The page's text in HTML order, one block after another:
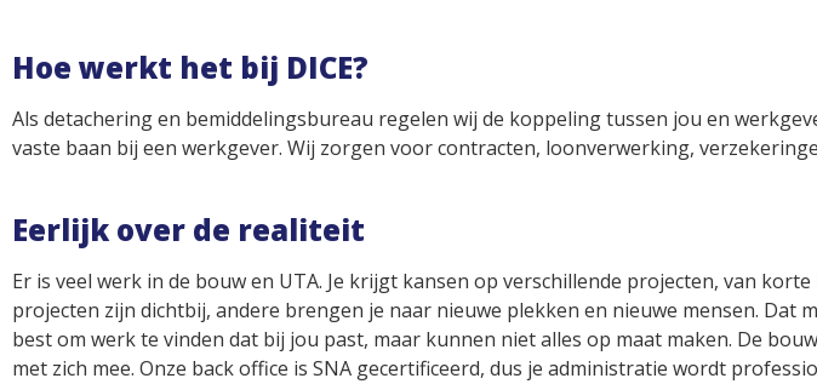
Hoe werkt het bij DICE?
Als detachering en bemiddelingsbureau regelen wij de koppeling tussen jou en
vaste baan bij een werkgever. Wij zorgen voor contracten, loonverwerking,
Eerlijk over de realiteit
Er is veel werk in de bouw en UTA. Je krijgt kansen op verschillende projecten, van
projecten zijn dichtbij, andere brengen je naar nieuwe plekken en nieuwe mensen. Dat
best om werk te vinden dat bij jou past, maar kunnen niet alles op maat maken. De
met zich mee. Onze back office is SNA gecertificeerd, dus je administratie wordt